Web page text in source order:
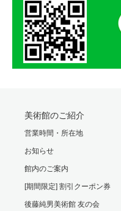
美術館のご紹介
営業時間・所在地
お知らせ
館内のご案内
[期間限定] 割引クーポン券
後藤純男美術館 友の会